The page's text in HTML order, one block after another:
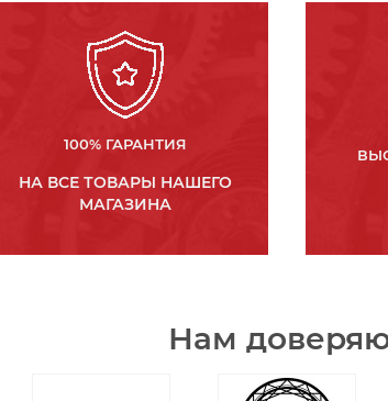
100% ГАРАНТИЯ
НА ВСЕ ТОВАРЫ НАШЕГО
МАГАЗИНА
Нам